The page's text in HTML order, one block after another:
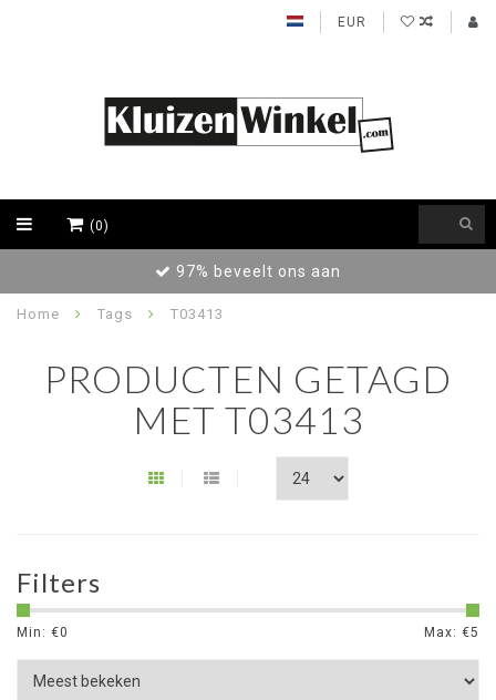
EUR
(0)
97% beveelt ons aan
Home Tags T03413
PRODUCTEN GETAGD
MET T03413
Filters
Min: €0 Max: €5